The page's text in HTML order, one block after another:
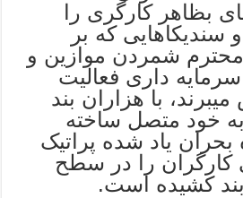
بظاهر کارگری را
سندیکاهایی که بر
شمردن موازین و
داری فعالیت
با هزاران بند
خود متصل ساخته
یاد شده پراتیک
کارگران را در سطح
کشیده است.